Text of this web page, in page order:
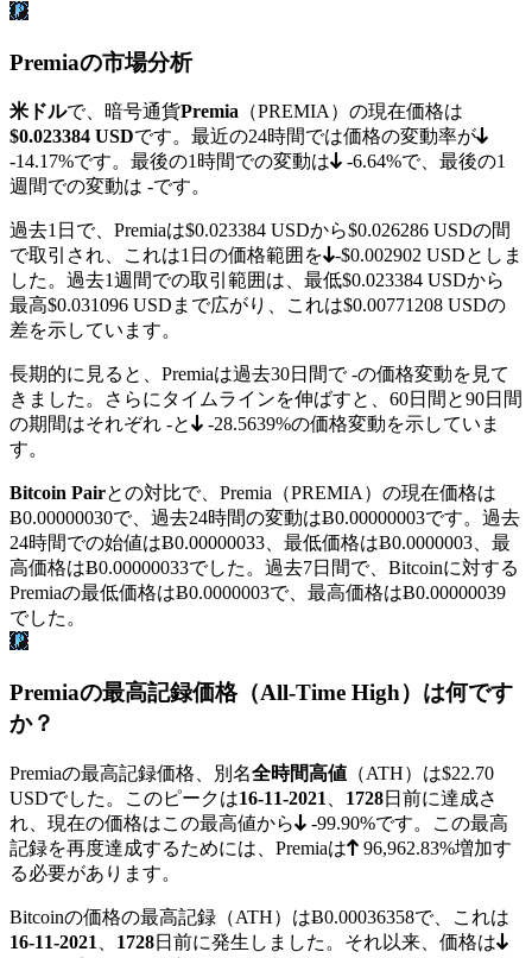
Premiaの市場分析
米ドルで、暗号通貨Premia （PREMIA）の現在価格は
$0.023384 USDです。最近の24時間では価格の変動率が
-14.17%です。最後の1時間での変動は -6.64%で、最後の1
週間での変動は -です。
過去1日で、Premiaは$0.023384 USDから$0.026286 USDの間
で取引され、これは1日の価格範囲を
-$0.002902 USDとしま
した。過去1週間での取引範囲は、最低$0.023384 USDから
最高$0.031096 USDまで広がり、これは$0.00771208 USDの
差を示しています。
長期的に見ると、Premiaは過去30日間で-の価格変動を見て
きました。さらにタイムラインを伸ばすと、60日間と90日間
の期間はそれぞれ -と -28.5639%の価格変動を示していま
す。
Bitcoin Pairとの対比で、Premia（PREMIA）の現在価格は
Ƀ0.00000030で、過去24時間の変動はɃ0.00000003です。過去
24時間での始値はɃ0.00000033、最低価格はɃ0.0000003 、最
高価格はɃ0.00000033でした。過去7日間で、Bitcoinに対する
Premiaの最低価格はɃ0.0000003で、最高価格はɃ0.00000039
でした。
Premiaの最高記録価格（All-Time High）は何です
か？
Premiaの最高記録価格、別名全時間高値 （ATH）は$22.70
USDでした。このピークは16-11-2021 1728日前に達成さ
れ、現在の価格はこの最高値から
-99.90%です。この最高
記録を再度達成するためには、Premiaは
96,962.83%増加す
る必要があります。
Bitcoinの価格の最高記録（ATH）はɃ0.00036358で、これは
16-11-2021
1728日前に発生しました。それ以来、価格は